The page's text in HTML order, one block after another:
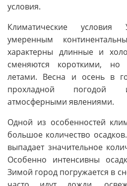
условия.
Климатические условия
умеренным
характерны длинные и
сменяются короткими, но
летами. Весна и осень в
прохладной погодой
атмосферными явлениями.
Одной из особенностей
большое количество
выпадает значительное
Особенно интенсивны
Зимой город погружается в